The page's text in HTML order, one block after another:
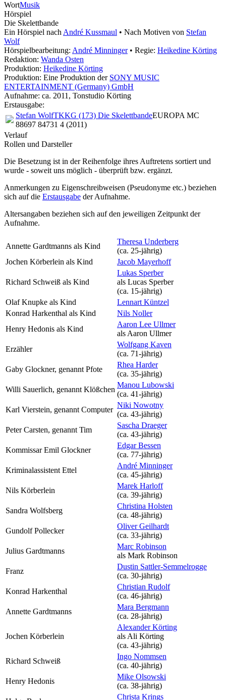
WortMusik
Hörspiel
Die Skelettbande
Ein Hörspiel nach André Kussmaul • Nach Motiven von Stefan
Wolf
Hörspielbearbeitung: André Minninger• Regie: Heikedine Körting
Redaktion: Wanda Osten
Produktion: Heikedine Körting
Produktion: Eine Produktion der SONY MUSIC
ENTERTAINMENT (Germany) GmbH
Aufnahme: ca. 2011, Tonstudio Körting
Erstausgabe:
Stefan WolfTKKG (173) Die SkelettbandeEUROPA MC
88697 84731 4 (2011)
Verlauf
Rollen und Darsteller
Die Besetzung ist in derReihenfolge ihres Auftretens sortiert und
wurde - soweit uns möglich - überprüft bzw. ergänzt.
Anmerkungen zu Eigenschreibweisen (Pseudonyme etc.) beziehen
sich auf die Erstausgabe der Aufnahme.
Altersangaben beziehen sich auf den jeweiligen Zeitpunkt der
Aufnahme.
Annette Gardtmanns als Kind
Theresa Underberg
(ca. 25‑jährig)
Jochen Körberlein als Kind
Jacob Mayerhoff
Richard Schweiß als Kind
Lukas Sperber
als Lucas Sperber
(ca. 15‑jährig)
Olaf Knupke als Kind
Lennart Küntzel
Konrad Harkenthal als Kind
Nils Noller
Henry Hedonis als Kind
Aaron Lee Ullmer
als Aaron Ullmer
Erzähler
Wolfgang Kaven
(ca. 71‑jährig)
Gaby Glockner, genannt Pfote
Rhea Harder
(ca. 35‑jährig)
Willi Sauerlich, genannt Klößchen
Manou Lubowski
(ca. 41‑jährig)
Karl Vierstein, genannt Computer
Niki Nowotny
(ca. 43‑jährig)
Peter Carsten, genannt Tim
Sascha Draeger
(ca. 43‑jährig)
Kommissar Emil Glockner
Edgar Bessen
(ca. 77‑jährig)
Kriminalassistent Ettel
André Minninger
(ca. 45‑jährig)
Nils Körberlein
Marek Harloff
(ca. 39‑jährig)
Sandra Wolfsberg
Christina Holsten
(ca. 48‑jährig)
Gundolf Pollecker
Oliver Geilhardt
(ca. 33‑jährig)
Julius Gardtmanns
Marc Robinson
als Mark Robinson
Franz
Dustin Sattler-Semmelrogge
(ca. 30‑jährig)
Konrad Harkenthal
Christian Rudolf
(ca. 46‑jährig)
Annette Gardtmanns
Mara Bergmann
(ca. 28‑jährig)
Jochen Körberlein
Alexander Körting
als Ali Körting
(ca. 43‑jährig)
Richard Schweiß
Ingo Nommsen
(ca. 40‑jährig)
Henry Hedonis
Mike Olsowski
(ca. 38‑jährig)
Christa Krings